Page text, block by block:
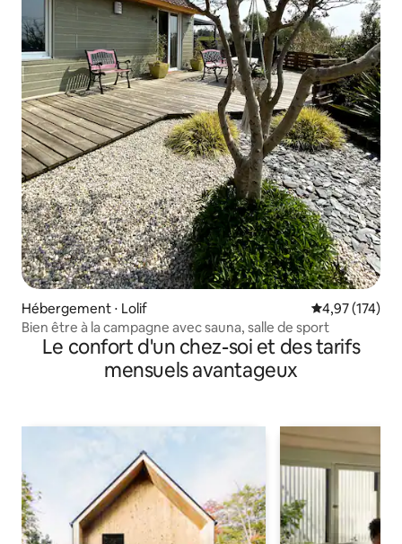
Hébergement ⋅ Lolif Évaluation
4,97 (174)
Bien être à la campagne avec sauna, salle de sport
Le confort d'un chez-soi et des tarifs
mensuels avantageux